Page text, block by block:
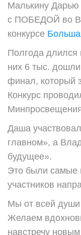
Малькину Дарью
с ПОБЕДОЙ во
конкурсе
Полгода длился
них 6 тыс.
финал, который
Конкурс
Даша
главном», а
будущее».
Это были самые
участников
Мы от всей души
Желаем
навстречу